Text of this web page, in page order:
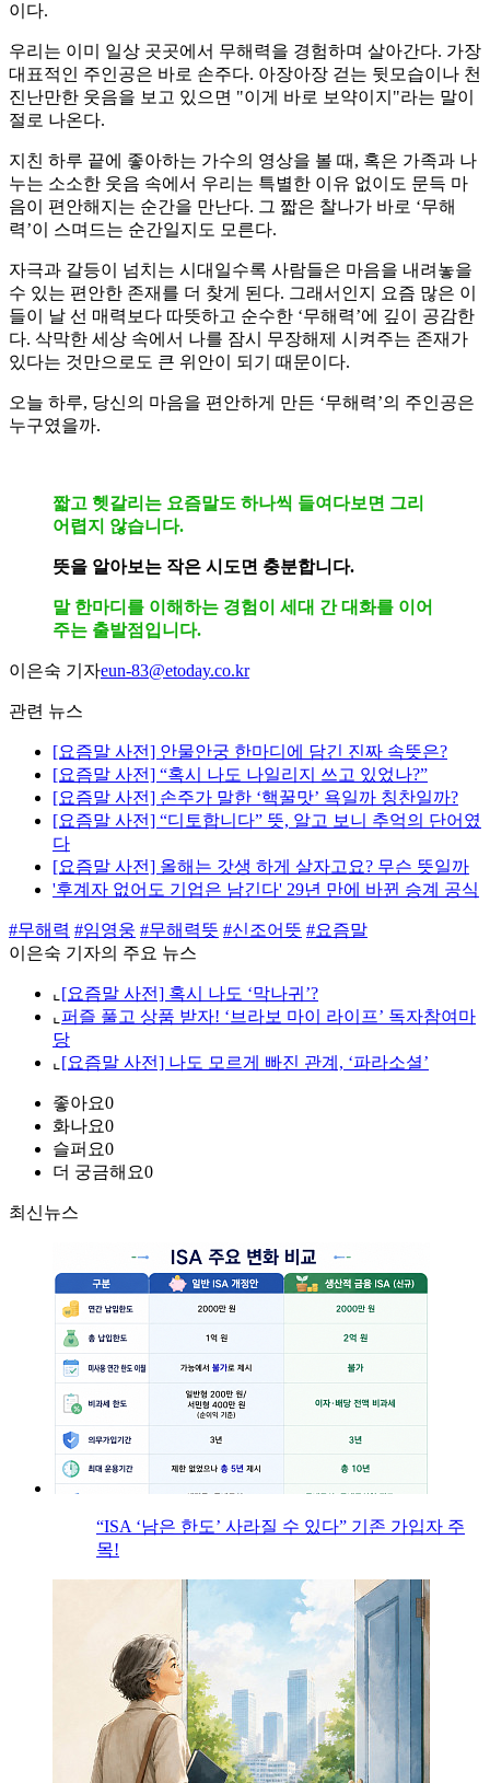
이다.
우리는 이미 일상 곳곳에서 무해력을 경험하며 살아간다. 가장
대표적인 주인공은 바로 손주다. 아장아장 걷는 뒷모습이나 천
진난만한 웃음을 보고 있으면 "이게 바로 보약이지"라는 말이
절로 나온다.
지친 하루 끝에 좋아하는 가수의 영상을 볼 때, 혹은 가족과 나
누는 소소한 웃음 속에서 우리는 특별한 이유 없이도 문득 마
음이 편안해지는 순간을 만난다. 그 짧은 찰나가 바로 ‘무해
력’이 스며드는 순간일지도 모른다.
자극과 갈등이 넘치는 시대일수록 사람들은 마음을 내려놓을
수 있는 편안한 존재를 더 찾게 된다. 그래서인지 요즘 많은 이
들이 날 선 매력보다 따뜻하고 순수한 ‘무해력’에 깊이 공감한
다. 삭막한 세상 속에서 나를 잠시 무장해제 시켜주는 존재가
있다는 것만으로도 큰 위안이 되기 때문이다.
오늘 하루, 당신의 마음을 편안하게 만든 ‘무해력’의 주인공은
누구였을까.
짧고 헷갈리는 요즘말도 하나씩 들여다보면 그리
어렵지 않습니다.
뜻을 알아보는 작은 시도면 충분합니다.
말 한마디를 이해하는 경험이 세대 간 대화를 이어
주는 출발점입니다.
이은숙 기자eun-83@etoday.co.kr
관련 뉴스
[요즘말 사전] 안물안궁 한마디에 담긴 진짜 속뜻은?
[요즘말 사전] “혹시 나도 나일리지 쓰고 있었나?”
[요즘말 사전] 손주가 말한 ‘핵꿀맛’ 욕일까 칭찬일까?
[요즘말 사전] “디토합니다” 뜻, 알고 보니 추억의 단어였
다
[요즘말 사전] 올해는 갓생 하게 살자고요? 무슨 뜻일까
'후계자 없어도 기업은 남긴다' 29년 만에 바뀐 승계 공식
#무해력 #임영웅 #무해력뜻 #신조어뜻 #요즘말
이은숙 기자의 주요 뉴스
⌞ [요즘말 사전] 혹시 나도 ‘막나귀’?
⌞ 퍼즐 풀고 상품 받자! ‘브라보 마이 라이프’ 독자참여마
당
⌞ [요즘말 사전] 나도 모르게 빠진 관계, ‘파라소셜’
좋아요0
화나요0
슬퍼요0
더 궁금해요0
최신뉴스
“ISA ‘남은 한도’ 사라질 수 있다” 기존 가입자 주
목!